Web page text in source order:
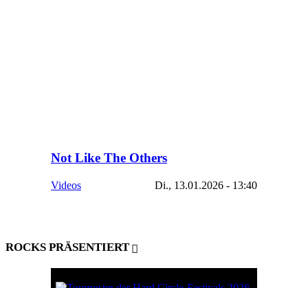
Not Like The Others
Videos Di., 13.01.2026 - 13:40
ROCKS PRÄSENTIERT